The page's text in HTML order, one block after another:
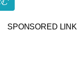
SPONSORED LINK